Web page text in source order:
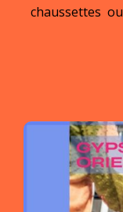
chaussettes